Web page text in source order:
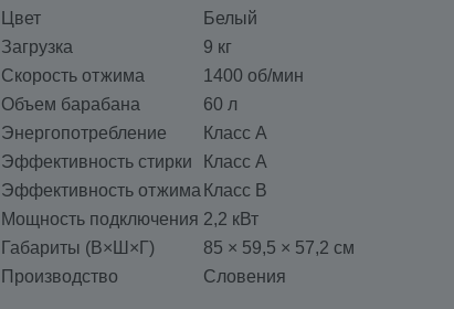
Цвет
Белый
Загрузка
9 кг
Скорость отжима
1400 об/мин
Объем барабана
60 л
Энергопотребление
Класс A
Эффективность стирки
Класс A
Эффективность отжима Класс B
Мощность подключения 2,2 кВт
Габариты (В×Ш×Г)
85 × 59,5 × 57,2 см
Производство
Словения